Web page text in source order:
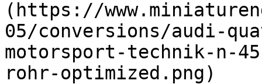
(https://
05/conversions/audi-
motorsport-technik-n-
rohr-optimized.png)